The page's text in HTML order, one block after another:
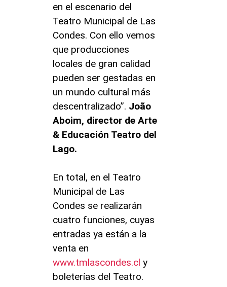
en el escenario del
Teatro Municipal de Las
Condes. Con ello vemos
que producciones
locales de gran calidad
pueden ser gestadas en
un mundo cultural más
descentralizado”. João
Aboim, director de Arte
& Educación Teatro del
Lago.
En total, en el Teatro
Municipal de Las
Condes se realizarán
cuatro funciones, cuyas
entradas ya están a la
venta en
www.tmlascondes.cl y
boleterías del Teatro.